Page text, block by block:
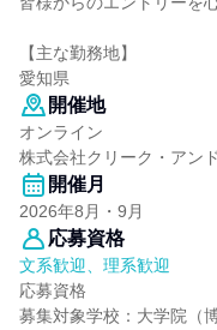
【主な勤務地】
愛知県
開催地
オンライン
株式会社クリーク・アン
開催月
2026年8月・9月
応募資格
文系歓迎、理系歓迎
応募資格
募集対象学校：大学院（